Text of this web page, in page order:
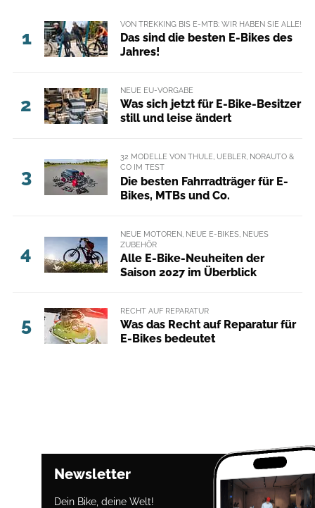
1
VON TREKKING BIS E-MTB: WIR HABEN SIE ALLE!
Das sind die besten E-Bikes des
Jahres!
2
NEUE EU-VORGABE
Was sich jetzt für E-Bike-Besitzer
still und leise ändert
3
32 MODELLE VON THULE, UEBLER, NORAUTO &
CO IM TEST
Die besten Fahrradträger für E-
Bikes, MTBs und Co.
4
NEUE MOTOREN, NEUE E-BIKES, NEUES
ZUBEHÖR
Alle E-Bike-Neuheiten der
Saison 2027 im Überblick
5
RECHT AUF REPARATUR
Was das Recht auf Reparatur für
E-Bikes bedeutet
Newsletter
Dein Bike, deine Welt!